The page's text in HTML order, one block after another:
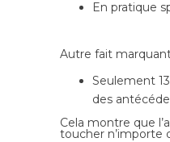
En pratique
Autre fait
Seulement
des
Cela montre que
toucher n’importe